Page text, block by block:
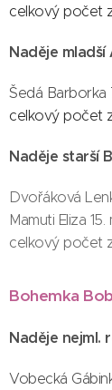
celkový počet
Naděje mladší
Šedá Barborka
celkový počet
Naděje starší
Dvořáková
Mamuti Eliza 15.
celkový počet
Bohemka
Naděje nejml.
Vobecká